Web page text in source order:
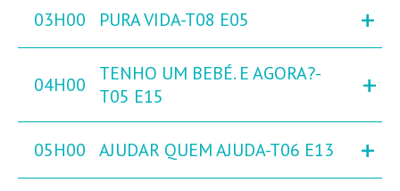
03H00 PURA VIDA-T08 E05 +
04H00
TENHO UM BEBÉ. E AGORA?-
T05 E15
+
05H00 AJUDAR QUEM AJUDA-T06 E13 +